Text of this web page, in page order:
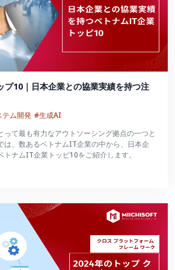
10｜日本企業との協業実績を持つ注
ム開発 #生成AI
って最も有力なアウトソーシング拠点の一つと
は、数あるベトナムIT企業の中から、日本企
トナムIT企業トッピ10をご紹介します。